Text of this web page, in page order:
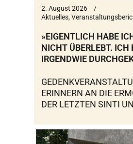
2. August 2026
Aktuelles,
»EIGENTLICH HABE
NICHT ÜBERLEBT. ICH
IRGENDWIE
ERINNERN AN DIE
DER LETZTEN SINTI